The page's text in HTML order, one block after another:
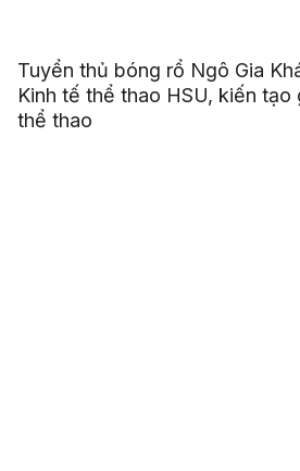
Tuyển thủ bóng rổ Ngô Gia
Kinh tế thể thao HSU, kiến tạo
thể thao